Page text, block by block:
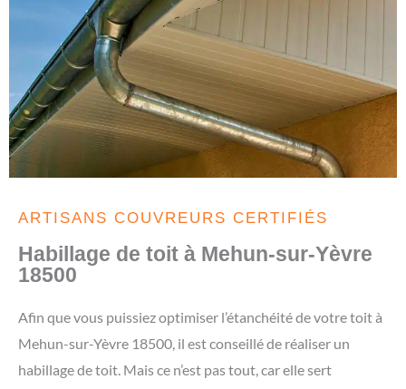
ARTISANS COUVREURS CERTIFIÉS
Habillage de toit à Mehun-sur-Yèvre
18500
Afin que vous puissiez optimiser l’étanchéité de votre toit à
Mehun-sur-Yèvre 18500, il est conseillé de réaliser un
habillage de toit. Mais ce n’est pas tout, car elle sert